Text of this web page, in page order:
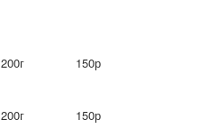
200г
150р
200г
150р